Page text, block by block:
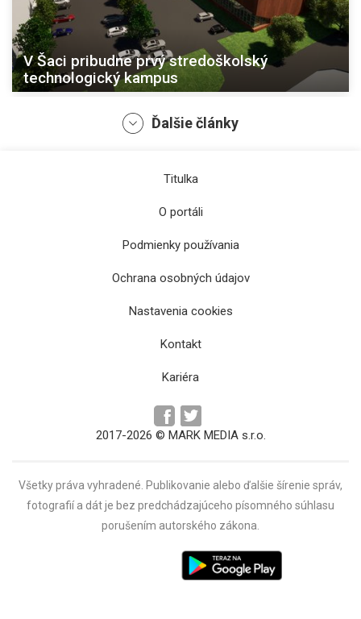
V Šaci pribudne prvý stredoškolský
technologický kampus
Turzovské ani Sobranecké kúpele stavebný
ruch tak skoro nečaká
Župné dni Košického kraja pokračujú na Spiši
Ďalšie články
Titulka
O portáli
Podmienky používania
Ochrana osobných údajov
Nastavenia cookies
Kontakt
Kariéra
2017-2026 © MARK MEDIA s.r.o.
Všetky práva vyhradené. Publikovanie alebo ďalšie šírenie správ,
fotografií a dát je bez predchádzajúceho písomného súhlasu
porušením autorského zákona.